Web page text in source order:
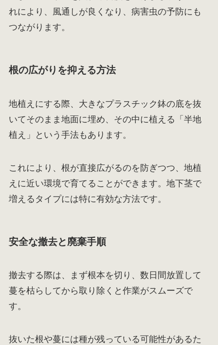
れにより、風通しが良くなり、病害虫の予防にも
つながります。
根の広がりを抑える方法
地植えにする際、大きなプラスチック鉢の底を抜
いてそのまま地面に埋め、その中に植える「半地
植え」という手法もあります。
これにより、根が直接広がるのを防ぎつつ、地植
えに近い環境で育てることができます。地下茎で
増えるタイプには特に有効な方法です。
安全な撤去と廃棄手順
撤去する際は、まず根本を切り、数日間放置して
蔓を枯らしてから取り除くと作業がスムーズで
す。
抜いた根や蔓には種が残っている可能性があるた